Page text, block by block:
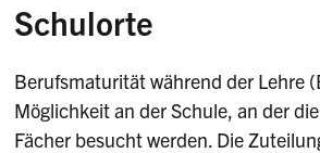
Schulorte
Berufsmaturität während der Lehre
Möglichkeit an der Schule, an der
Fächer besucht werden. Die